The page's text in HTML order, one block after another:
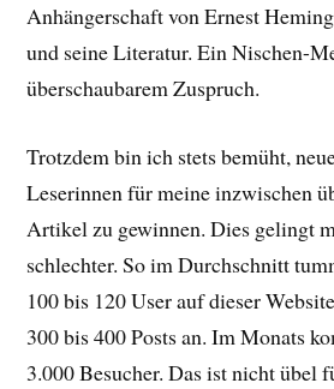
Anhängerschaft von Ernest
und seine Literatur. Ein Nischen-
überschaubarem Zuspruch.
Trotzdem bin ich stets bemüht,
Leserinnen für meine inzwischen
Artikel zu gewinnen. Dies gelingt
schlechter. So im Durchschnitt
100 bis 120 User auf dieser
300 bis 400 Posts an. Im Monats
3.000 Besucher. Das ist nicht übel